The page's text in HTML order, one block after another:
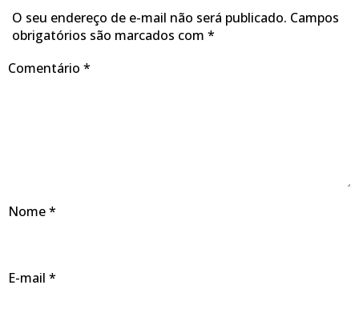
O seu endereço de e-mail não será publicado. Campos
obrigatórios são marcados com *
Comentário *
Nome*
E-mail *